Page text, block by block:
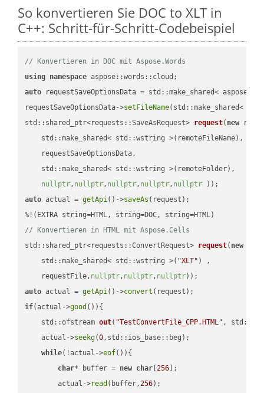
So konvertieren Sie DOC to XLT in
C++: Schritt-für-Schritt-Codebeispiel
// Konvertieren in DOC mit Aspose.Words
using namespace
auto requestSaveOptionsData = std::make_shared<
requestSaveOptionsData->setFileName(std::make_shared<
std::shared_ptr<requests::SaveAsRequest> request( new
    std::make_shared< std::wstring >(remoteFileName),
    requestSaveOptionsData,
    std::make_shared< std::wstring >(remoteFolder),
nullptr, nullptr, nullptr, nullptr, nullptr ))
auto actual = getApi()->saveAs (request);
// Konvertieren in HTML mit Aspose.Cells
std::shared_ptr<requests::ConvertRequest> request( new
    std::make_shared< std::wstring >(
"XLT" ) ,
    requestFile,
nullptr, nullptr, nullptr))
auto actual = getApi()->convert
if(actual->good ()){
std::ofstream out( "TestConvertFile_CPP.HTML" ,
    actual->
seekg(0,std::ios_base::beg);
while(!actual->eof()){
char* buffer = new char [256 ];
        actual->
read (buffer,256);